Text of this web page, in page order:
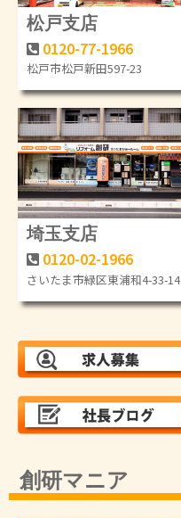
松戸支店
0120-77-1966
松戸市松戸新田597-23
埼玉支店
0120-02-1966
さいたま市緑区東浦和4-33-14
創研マニア